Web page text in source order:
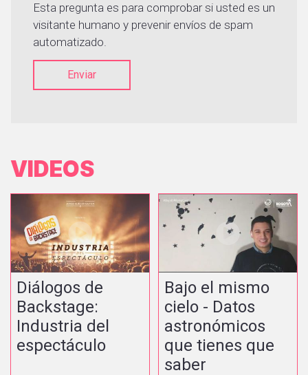
Esta pregunta es para comprobar si usted es un
visitante humano y prevenir envíos de spam
automatizado.
Enviar
VIDEOS
Diálogos de
Backstage:
Industria del
espectáculo
Bajo el mismo
cielo - Datos
astronómicos
que tienes que
saber